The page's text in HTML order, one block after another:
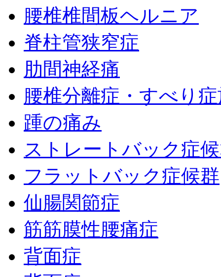
腰椎椎間板ヘルニア
脊柱管狭窄症
肋間神経痛
腰椎分離症・すべり
踵の痛み
ストレートバック症
フラットバック症候群
仙腸関節症
筋筋膜性腰痛症
背面症